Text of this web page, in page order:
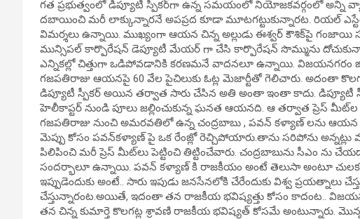
గత ప్రభుత్వంలో డిప్యూటీ స్పీకర్‌గా ఉన్న సమయంలో నియోజకవర్గంలో
దబాయించి మరీ లాక్కున్నారనే అపప్రద కూడా మూటగట్టుకున్నారట. రియల్
విమర్శలు ఉన్నాయి. ముఖ్యంగా ఆయన చిన్న అల్లుడు ఈశ్వర్ కౌశిక్‌పై గంజాయి
మున్సిపల్ కార్పొరేషన్ డెప్యూటీ మేయర్ గా చేసి కార్పొరేషన్ సొమ్మును
ఎన్నికల్లో చిత్తుగా ఒడిపోవడానికి కరణమనే వాదనలూ ఉన్నాయి. విజయనగరం
గజపతిరాజు ఆయనపై 60 వేల పైచిలుకు ఓట్ల మెజార్టీతో గెలిచారు. అదంతా
డిప్యూటీ స్పీకర్ అయిన తర్వాత సారు చేసిన అతి అంతా ఇంతా కాదు.
హెలీకాప్టర్ నుండి పూలు జల్లించుకున్న ఘనత ఆయనది. ఆ తర్వాత ప్రెస్
గజపతిరాజు నుంచి అమరవతిలో ఉన్న చంద్రబాబు , పవన్ కళ్యాణ్ లను ఆయన
మెప్పు కోసం పవన్‌కళ్యాణ్ పై ఒక రేంజ్లో రెచ్చిపోయారు.తాను సరిపోను
పిలిపించి మరీ ప్రెస్ మీట్‌లు పెట్టించి తిట్టించేవారు. చంద్రబాబును సీఎం
సందర్భాలూ ఉన్నాయి. పవన్ కళ్యాణ్ కి రాజకీయం అంటే తెలుసా అంటూ
ఇప్పుడెందుకు అంటే.. సారు ఇపుడు జనసేనలోకి చేరేందుకు విశ్వ ప్రయత్నాలు
చేస్తున్నారంట.అయితే, ఇదంతా తన రాజకీయ భవిష్యత్తు కోసం కాదంట..
తన చిన్న కుమార్తె కొలగట్ల శ్రావణి రాజకీయ భవిష్యత్ కోసమే అంటున్నారు.